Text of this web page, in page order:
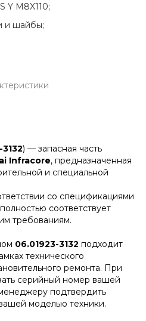
Y M8X110;
и шайбы;
) — запасная часть
Infracore, предназначенная
и специальной
со спецификациями
соответствует
требованиям.
06.01923-3132 подходит
технического
ремонта. При
серийный номер вашей
подтвердить
моделью техники.